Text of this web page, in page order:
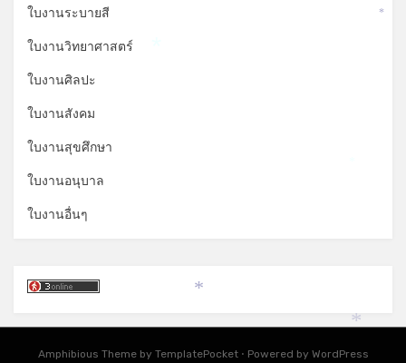
ใบงานระบายสี
ใบงานวิทยาศาสตร์
ใบงานศิลปะ
ใบงานสังคม
ใบงานสุขศึกษา
ใบงานอนุบาล
ใบงานอื่นๆ
Amphibious Theme by TemplatePocket ⋅ Powered by WordPress